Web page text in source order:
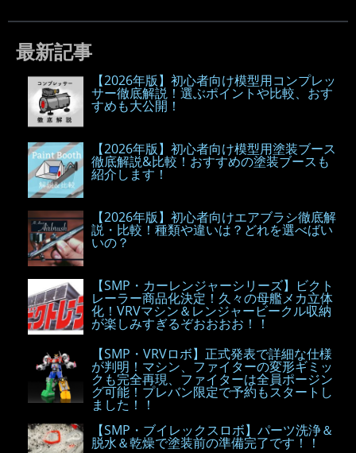
最新記事
【2026年版】初心者向け模型用コンプレッ
サー徹底解説！選ぶポイントや比較、おす
すめも大公開！
【2026年版】初心者向け模型用塗装ブース
徹底解説&比較！おすすめの塗装ブースも
紹介します！
【2026年版】初心者向けエアブラシ徹底解
説・比較！種類や違いは？どれを選べばい
いの？
【SMP・カーレンジャーシリーズ】ビクト
レーラー商品化決定！久々の母艦メカ立体
化！VRVマシン＆レンジャービークル収納
が楽しみすぎるぞおおおお！！
【SMP・VRVロボ】正式発表で詳細な仕様
が判明！マシン、ファイターの変形ギミッ
クも完全再現、ファイターは全員ポージン
グ可能！プレバン限定で予約もスタートし
ました！！
【SMP・ブイレックスロボ】パーツ洗浄＆
脱水＆乾燥で塗装前の準備完了です！！